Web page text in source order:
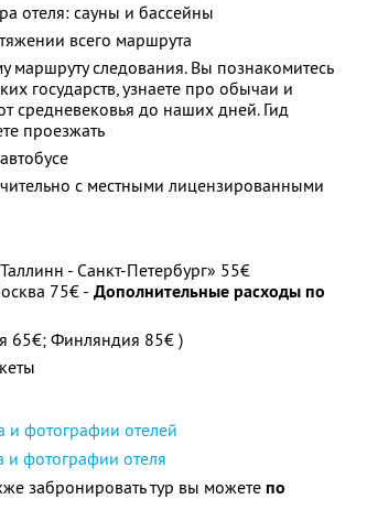
отеля: сауны и бассейны
всего маршрута
маршруту следования. Вы познакомитесь
государств, узнаете про обычаи и
средневековья до наших дней. Гид
проезжать
с местными лицензированными
- Санкт-Петербург» 55€
75€ - Дополнительные расходы по
65€; Финляндия 85€ )
и фотографии отелей
и фотографии отеля
забронировать тур вы можете по